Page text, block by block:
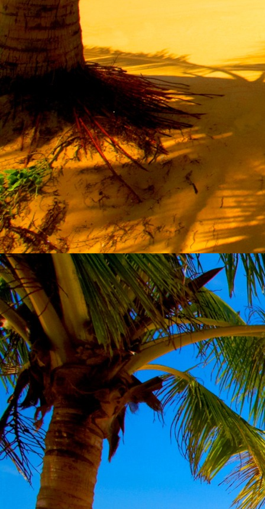
A kozmikus létezéstől eltávolodva
Magára maradna, önmagát
S ha csak olyan alapokra építene, ami
Akkor voltaképpen meg kellene ölnie
21. hét
Érzem, hogy egy külső termékenyítő
Megerősödve ad át önmagamnak
S érzem, hogy a csíra érlelődik,
És a sejtelem fénnyel telítve
Saját Énem erőihez bennem.
A kozmikus messzeségekből fakadó
Nagy erővel bennünk él tovább:
A lélek belső fényévé válik,
És szellemi mélységekbe világít,
Hogy hozzon olyan gyümölcsöket,
Melyek a kozmikus Énből idővel
Emberi Énné érlelődnek.
23. hét
Ím, ősziesre fordul
Az érzékek ingerlő törekvése.
A fény megnyilatkozásába
Belevegyül a komor ködök fátyla.
S én a távoli térségben
Az ősz téli álmát nézem.
A nyár teljesen
Átadta önmagát nekem.
24. hét
Önmagát állandóan újrateremtve
A lélek felismeri önmagát,
S a világszellem működik tovább
Az önismeretben újra
S így az Én-érzék akarati
A lélek sötétjéből lesz megteremtve.
25. hét
Csak most tagozódhat belém
S ragyogva árasztja belső fényem